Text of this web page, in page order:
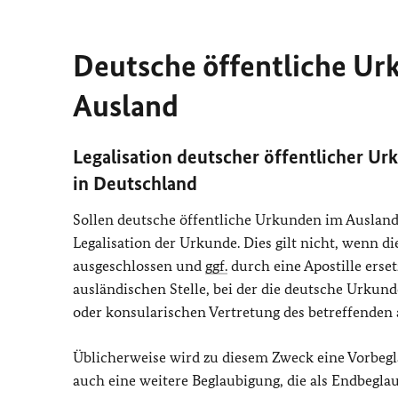
Deutsche öffentliche
Ausland
Legalisation deutscher öffentlicher
in Deutschland
Sollen deutsche öffentliche Urkunden im
Legalisation der Urkunde. Dies gilt nicht, wenn
ausgeschlossen und ggf. durch eine Apostille
ausländischen Stelle, bei der die deutsche
oder konsularischen Vertretung des
Üblicherweise wird zu diesem Zweck eine
auch eine weitere Beglaubigung, die als